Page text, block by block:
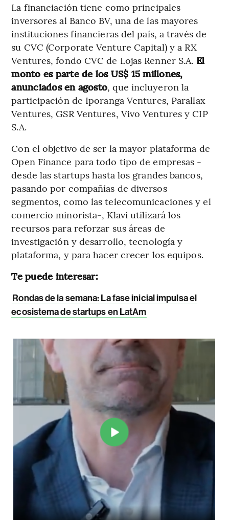
La financiación tiene como principales
inversores al Banco BV, una de las mayores
instituciones financieras del país, a través de
su CVC (Corporate Venture Capital) y a RX
Ventures, fondo CVC de Lojas Renner S.A. El
monto es parte de los US$ 15 millones,
anunciados en agosto, que incluyeron la
participación de Iporanga Ventures, Parallax
Ventures, GSR Ventures, Vivo Ventures y CIP
S.A.
Con el objetivo de ser la mayor plataforma de
Open Finance para todo tipo de empresas -
desde las startups hasta los grandes bancos,
pasando por compañías de diversos
segmentos, como las telecomunicaciones y el
comercio minorista-, Klavi utilizará los
recursos para reforzar sus áreas de
investigación y desarrollo, tecnología y
plataforma, y para hacer crecer los equipos.
Te puede interesar:
Rondas de la semana: La fase inicial impulsa el
ecosistema de startups en LatAm